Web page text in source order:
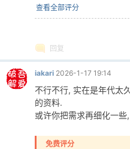
查看全部评分
回复
iakari 2026-1-17 19:14
不行不行, 实在是年代太
的资料.
或许你把需求再细化一
免费评分